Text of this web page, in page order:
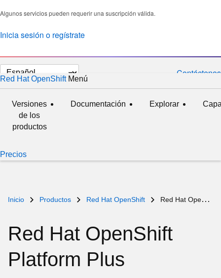
Algunos servicios pueden requerir una suscripción válida.
Inicia sesión o regístrate
Cambiar
el
idioma
Contáctenos
Red Hat OpenShift Menú
Versiones
de los
productos
Documentación Explorar
Precios
Inicio Productos Red Hat OpenShift Red Hat OpenShift Platform Plus
Red Hat OpenShift
Platform Plus